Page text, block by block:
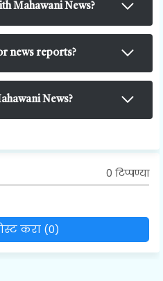
Mahawani News?
news reports?
News?
0 टिप्पण्या
करा (0)